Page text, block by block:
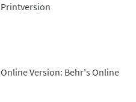
Printversion
Online Version: Behr's Online